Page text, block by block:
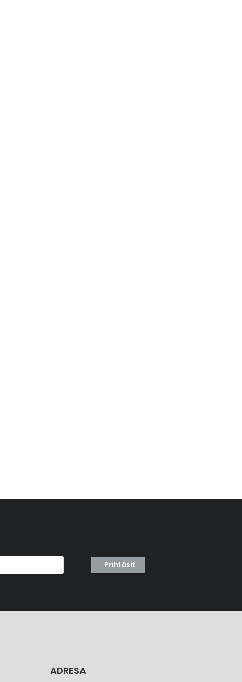
Prihlásiť
ADRESA